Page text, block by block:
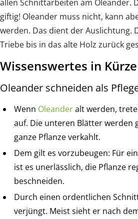
allen Schnittarbeiten am Oleander.
giftig! Oleander muss nicht, kann
werden. Das dient der Auslichtung.
Triebe bis in das alte Holz zurück
Wissenswertes in Kürze
Oleander schneiden als
Wenn Oleanderalt werden,
auf. Die unteren Blätter werden
ganze Pflanze verkahlt.
Dem gilt es vorzubeugen: Für
ist es unerlässlich, die Pflanze
beschneiden.
Durch einen ordentlichen
verjüngt. Meist sieht er nach